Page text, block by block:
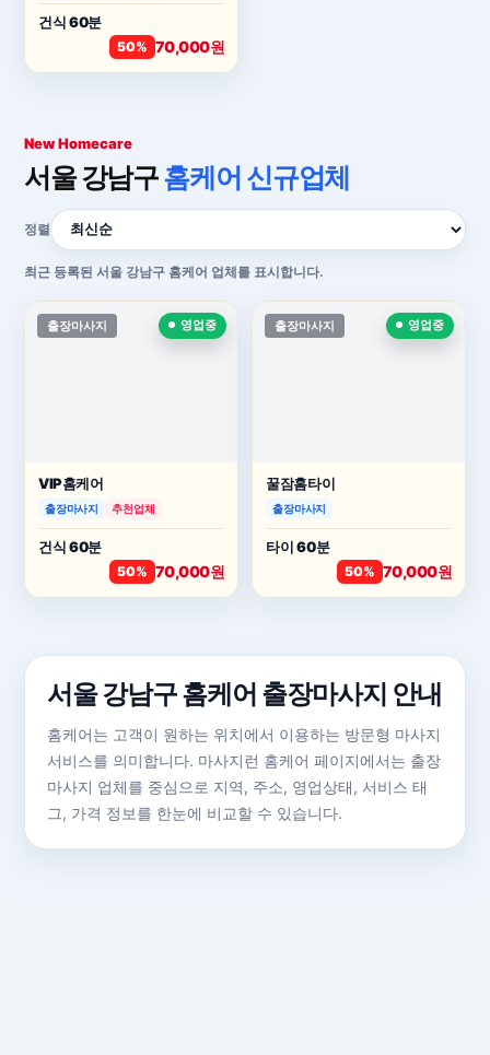
건식 60분
50% 70,000원
New Homecare
서울 강남구홈케어 신규업체
정렬
최근 등록된 서울 강남구 홈케어 업체를 표시합니다.
출장마사지 영업중
VIP홈케어
출장마사지 추천업체
건식 60분
50% 70,000원
출장마사지 영업중
꿀잠홈타이
출장마사지
타이 60분
50% 70,000원
서울 강남구 홈케어 출장마사지 안내
홈케어는 고객이 원하는 위치에서 이용하는 방문형 마사지
서비스를 의미합니다. 마사지런 홈케어 페이지에서는 출장
마사지 업체를 중심으로 지역, 주소, 영업상태, 서비스 태
그, 가격 정보를 한눈에 비교할 수 있습니다.